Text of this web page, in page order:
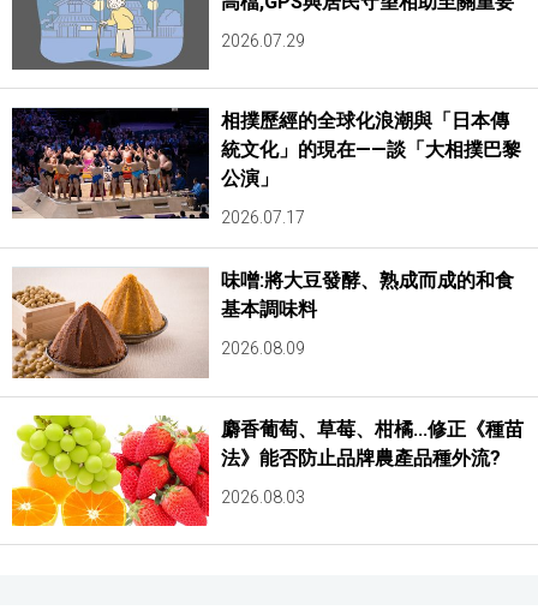
2026.07.29
相撲歷經的全球化浪潮與「日本傳
統文化」的現在——談「大相撲巴黎
公演」
2026.07.17
味噌:將大豆發酵、熟成而成的和食
基本調味料
2026.08.09
麝香葡萄、草莓、柑橘...修正《種苗
法》能否防止品牌農產品種外流?
2026.08.03